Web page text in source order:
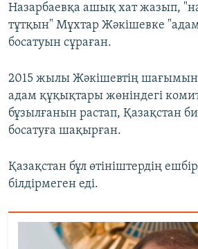
Назарбаевқа ашық хат жазып,
тұтқын" Мұхтар Жәкішевке
босатуын сұраған.
2015 жылы Жәкішевтің
адам құқықтары жөніндегі
бұзылғанын растап, Қазақстан
босатуға шақырған.
Қазақстан бұл өтініштердің
білдірмеген еді.